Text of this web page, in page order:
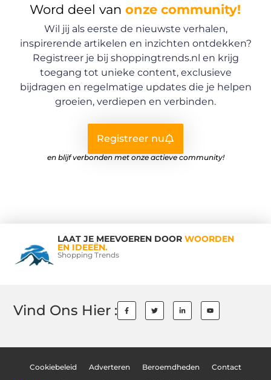
Word deel vanonze community!
Wil jij als eerste de nieuwste verhalen,
inspirerende artikelen en inzichten ontdekken?
Registreer je bij shoppingtrends.nl en krijg
toegang tot unieke content, exclusieve
bijdragen en regelmatige updates die je helpen
groeien, verdiepen en verbinden.
Registreer nu
en blijf verbonden met onze actieve community!
LAAT JE MEEVOEREN DOOR WOORDEN
EN IDEEËN.
Shopping Trends
Vind Ons Hier :
Cookiebeleid Adverteren Beroemdheden Contact